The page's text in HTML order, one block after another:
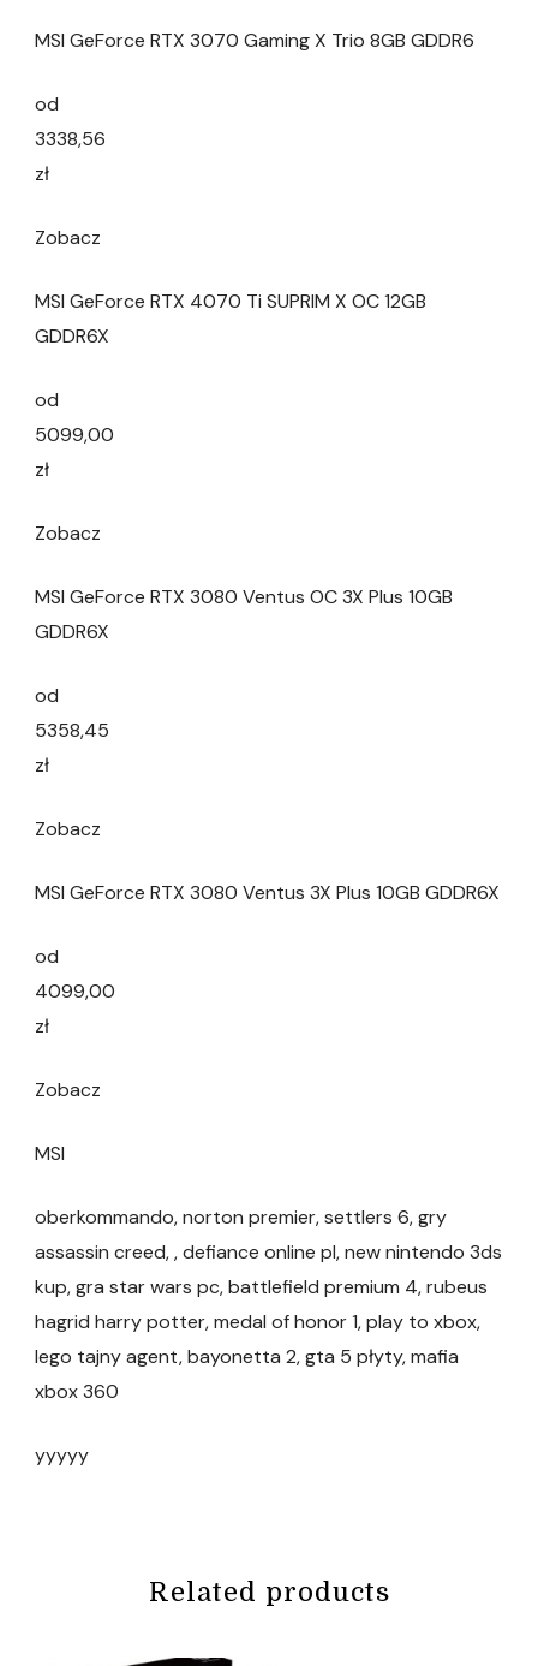
MSI GeForce RTX 3070 Gaming X Trio 8GB GDDR6
od
3338,56
zł
Zobacz
MSI GeForce RTX 4070 Ti SUPRIM X OC 12GB
GDDR6X
od
5099,00
zł
Zobacz
MSI GeForce RTX 3080 Ventus OC 3X Plus 10GB
GDDR6X
od
5358,45
zł
Zobacz
MSI GeForce RTX 3080 Ventus 3X Plus 10GB GDDR6X
od
4099,00
zł
Zobacz
MSI
oberkommando, norton premier, settlers 6, gry
assassin creed, , defiance online pl, new nintendo 3ds
kup, gra star wars pc, battlefield premium 4, rubeus
hagrid harry potter, medal of honor 1, play to xbox,
lego tajny agent, bayonetta 2, gta 5 płyty, mafia
xbox 360
yyyyy
Related products